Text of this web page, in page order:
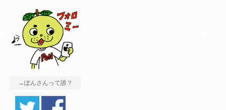
→ぽんさんって誰？